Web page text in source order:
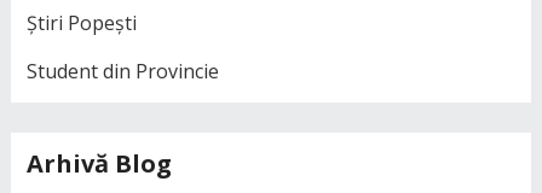
Știri Popești
Student din Provincie
Arhivă Blog